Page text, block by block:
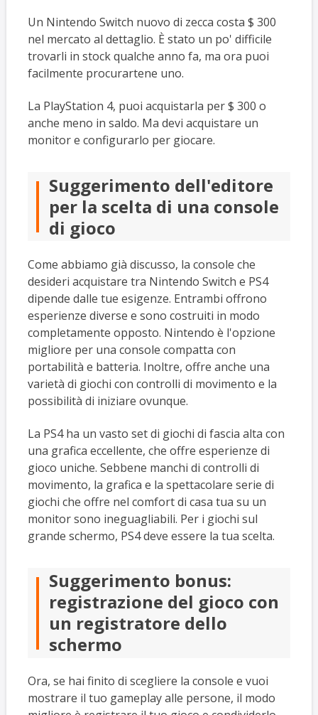
Un Nintendo Switch nuovo di zecca costa $ 300
nel mercato al dettaglio. È stato un po' difficile
trovarli in stock qualche anno fa, ma ora puoi
facilmente procurartene uno.
La PlayStation 4, puoi acquistarla per $ 300 o
anche meno in saldo. Ma devi acquistare un
monitor e configurarlo per giocare.
Suggerimento dell'editore
per la scelta di una console
di gioco
Come abbiamo già discusso, la console che
desideri acquistare tra Nintendo Switch e PS4
dipende dalle tue esigenze. Entrambi offrono
esperienze diverse e sono costruiti in modo
completamente opposto. Nintendo è l'opzione
migliore per una console compatta con
portabilità e batteria. Inoltre, offre anche una
varietà di giochi con controlli di movimento e la
possibilità di iniziare ovunque.
La PS4 ha un vasto set di giochi di fascia alta con
una grafica eccellente, che offre esperienze di
gioco uniche. Sebbene manchi di controlli di
movimento, la grafica e la spettacolare serie di
giochi che offre nel comfort di casa tua su un
monitor sono ineguagliabili. Per i giochi sul
grande schermo, PS4 deve essere la tua scelta.
Suggerimento bonus:
registrazione del gioco con
un registratore dello
schermo
Ora, se hai finito di scegliere la console e vuoi
mostrare il tuo gameplay alle persone, il modo